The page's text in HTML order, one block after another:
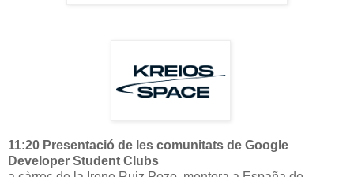
11:20 Presentació de les comunitats de Google
Developer Student Clubs